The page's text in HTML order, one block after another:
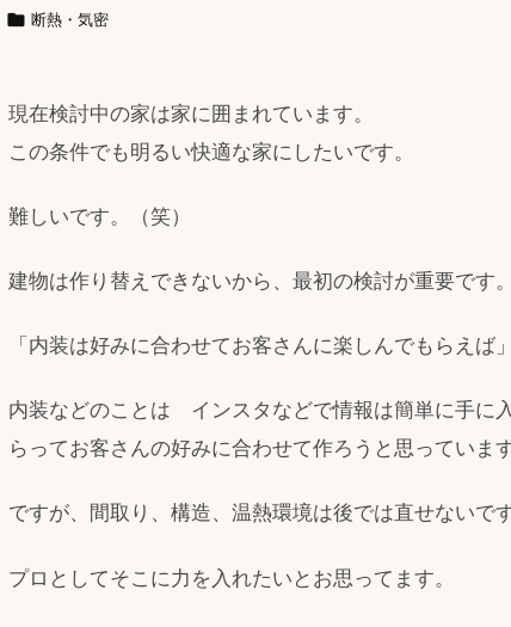
 断熱・気密
現在検討中の家は家に囲まれています。
この条件でも明るい快適な家にしたいです。
難しいです。（笑）
建物は作り替えできないから、最初の検討が重要です。
「内装は好みに合わせてお客さんに楽しんでもらえば
内装などのことは インスタなどで情報は簡単に手に
らってお客さんの好みに合わせて作ろうと思っています
ですが、間取り、構造、温熱環境は後では直せないです
プロとしてそこに力を入れたいとお思ってます。